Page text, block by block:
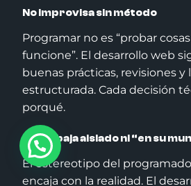
No improvisa sin método
Programar no es “probar
funcione”. El desarrollo web
buenas prácticas, revisiones y
estructurada. Cada decisión
porqué.
No trabaja aislado ni “en su
El estereotipo del
encaja con la realidad. El